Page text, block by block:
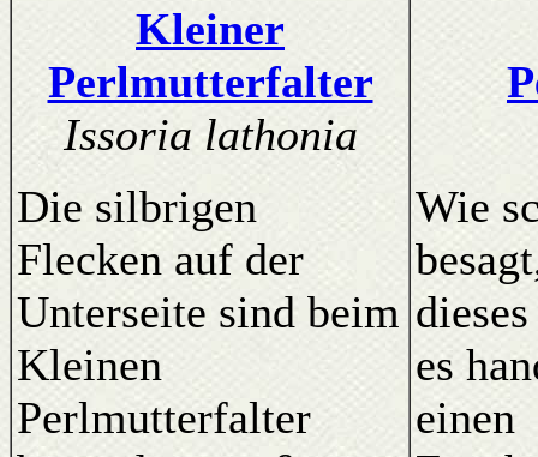
Kleiner
Perlmutterfalter
Issoria lathonia
Die silbrigen
Flecken auf der
Unterseite sind beim
Kleinen
Perlmutterfalter
Wie
es
einen